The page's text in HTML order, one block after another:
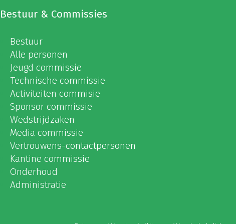
Bestuur & Commissies
Bestuur
Alle personen
Jeugd commissie
Technische commissie
Activiteiten commisie
Sponsor commissie
Wedstrijdzaken
Media commissie
Vertrouwens-contactpersonen
Kantine commissie
Onderhoud
Administratie